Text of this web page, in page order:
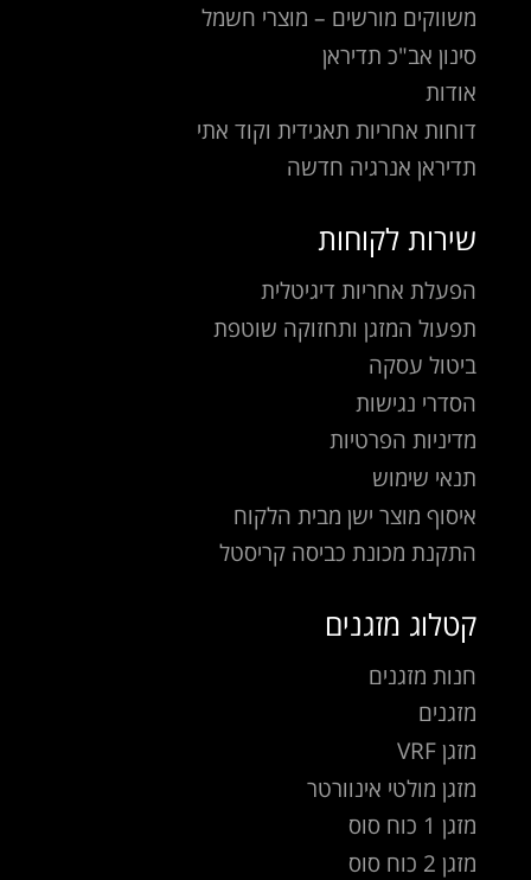
משווקים מורשים – מוצרי חשמל
סינון אב"כ תדיראן
אודות
דוחות אחריות תאגידית וקוד אתי
תדיראן אנרגיה חדשה
שירות לקוחות
הפעלת אחריות דיגיטלית
תפעול המזגן ותחזוקה שוטפת
ביטול עסקה
הסדרי נגישות
מדיניות הפרטיות
תנאי שימוש
איסוף מוצר ישן מבית הלקוח
התקנת מכונת כביסה קריסטל
קטלוג מזגנים
חנות מזגנים
מזגנים
מזגן VRF
מזגן מולטי אינוורטר
מזגן 1 כוח סוס
מזגן 2 כוח סוס